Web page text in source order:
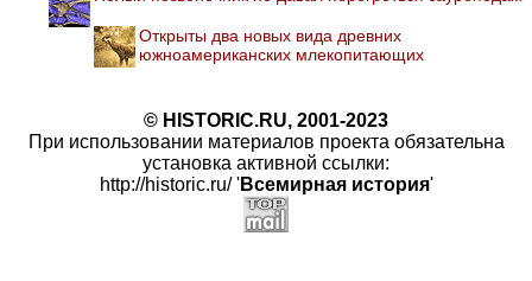
Открыты два новых вида древних
южноамериканских млекопитающих
© HISTORIC.RU, 2001-2023
При использовании материалов проекта обязательна
установка активной ссылки:
http://historic.ru/ 'Всемирная история'